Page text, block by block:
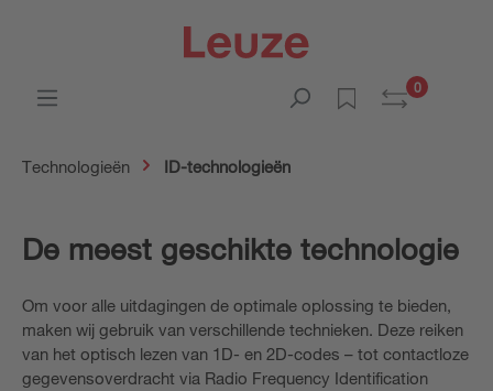
0
Technologieën ID-technologieën
De meest geschikte technologie
Om voor alle uitdagingen de optimale oplossing te bieden,
maken wij gebruik van verschillende technieken. Deze reiken
van het optisch lezen van 1D- en 2D-codes – tot contactloze
gegevensoverdracht via Radio Frequency Identification